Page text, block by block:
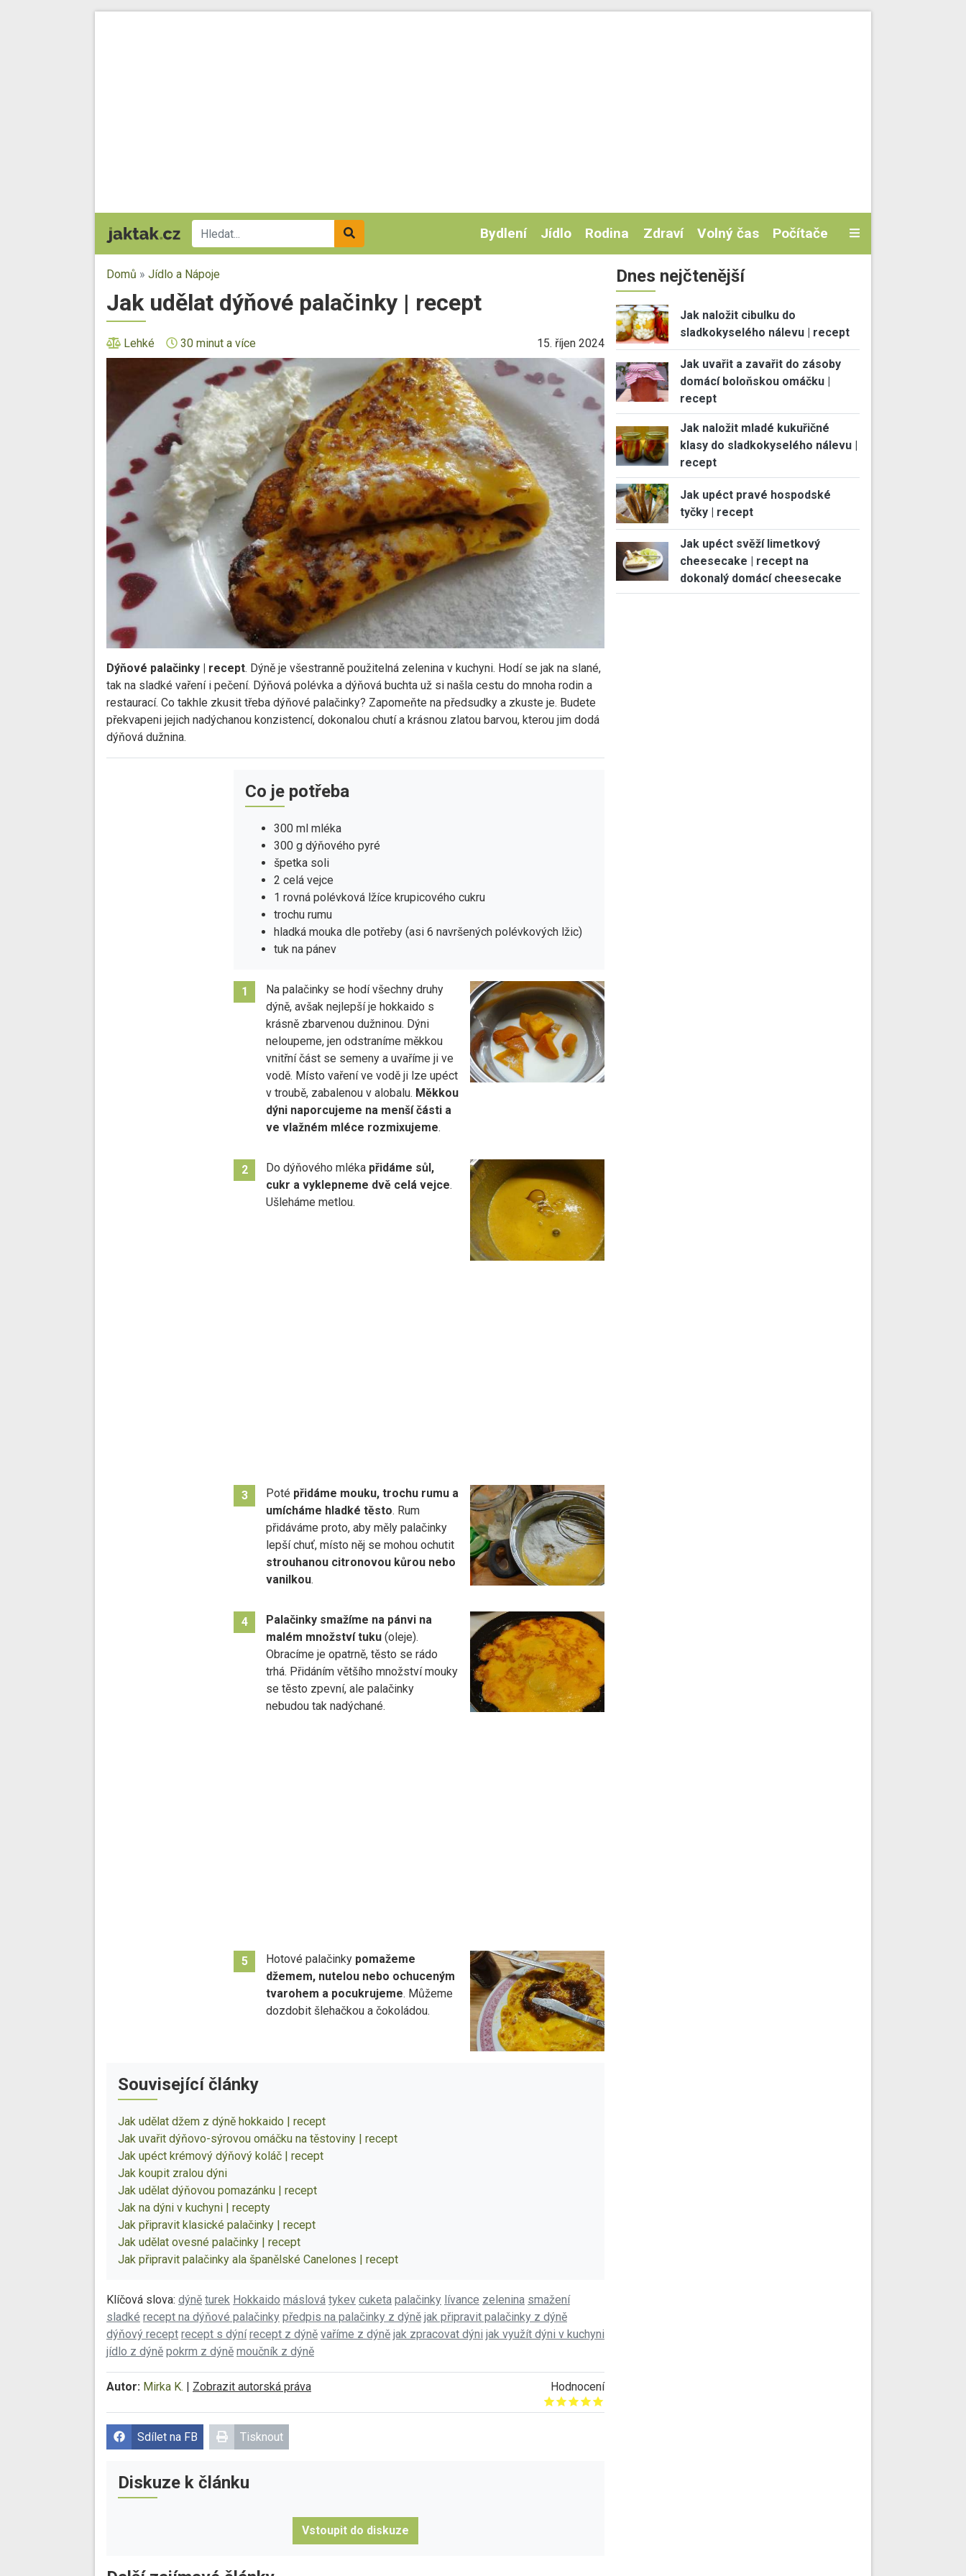
Bydlení Jídlo Rodina Zdraví Volný čas Počítače
Domů » Jídlo a Nápoje
Jak udělat dýňové palačinky | recept
Lehké 30 minut a více 15. říjen 2024
Dýňové palačinky | recept. Dýně je všestranně použitelná zelenina v kuchyni. Hodí se jak na slané,
tak na sladké vaření i pečení. Dýňová polévka a dýňová buchta už si našla cestu do mnoha rodin a
restaurací. Co takhle zkusit třeba dýňové palačinky? Zapomeňte na předsudky a zkuste je. Budete
překvapeni jejich nadýchanou konzistencí, dokonalou chutí a krásnou zlatou barvou, kterou jim dodá
dýňová dužnina.
Co je potřeba
300 ml mléka
300 g dýňového pyré
špetka soli
2 celá vejce
1 rovná polévková lžíce krupicového cukru
trochu rumu
hladká mouka dle potřeby (asi 6 navršených polévkových lžic)
tuk na pánev
1
Na palačinky se hodí všechny druhy
dýně, avšak nejlepší je hokkaido s
krásně zbarvenou dužninou. Dýni
neloupeme, jen odstraníme měkkou
vnitřní část se semeny a uvaříme ji ve
vodě. Místo vaření ve vodě ji lze upéct
v troubě, zabalenou v alobalu. Měkkou
dýni naporcujeme na menší části a
ve vlažném mléce rozmixujeme.
2 Do dýňového mléka přidáme sůl,
cukr a vyklepneme dvě celá vejce.
Ušleháme metlou.
3 Poté přidáme mouku, trochu rumu a
umícháme hladké těsto. Rum
přidáváme proto, aby měly palačinky
lepší chuť, místo něj se mohou ochutit
strouhanou citronovou kůrou nebo
vanilkou.
4
Palačinky smažíme na pánvi na
malém množství tuku(oleje).
Obracíme je opatrně, těsto se rádo
trhá. Přidáním většího množství mouky
se těsto zpevní, ale palačinky
nebudou tak nadýchané.
5 Hotové palačinky pomažeme
džemem, nutelou nebo ochuceným
tvarohem a pocukrujeme. Můžeme
dozdobit šlehačkou a čokoládou.
Související články
Jak udělat džem z dýně hokkaido | recept
Jak uvařit dýňovo-sýrovou omáčku na těstoviny | recept
Jak upéct krémový dýňový koláč | recept
Jak koupit zralou dýni
Jak udělat dýňovou pomazánku | recept
Jak na dýni v kuchyni | recepty
Jak připravit klasické palačinky | recept
Jak udělat ovesné palačinky | recept
Jak připravit palačinky ala španělské Canelones | recept
Klíčová slova: dýně turek Hokkaido máslová tykev cuketa palačinky lívance zelenina smažení
sladké recept na dýňové palačinky předpis na palačinky z dýně jak připravit palačinky z dýně
dýňový recept recept s dýní recept z dýně vaříme z dýně jak zpracovat dýni jak využít dýni v kuchyni
jídlo z dýně pokrm z dýně moučník z dýně
Autor: Mirka K. Zobrazit autorská práva
Hodnocení
Give it 1/5
Give it 2/5
Give it 3/5
Give it 4/5
Give it 5/5
Sdílet na FB Tisknout
Diskuze k článku
Vstoupit do diskuze
Dnes nejčtenější
Jak naložit cibulku do
sladkokyselého nálevu | recept
Jak uvařit a zavařit do zásoby
domácí boloňskou omáčku |
recept
Jak naložit mladé kukuřičné
klasy do sladkokyselého nálevu |
recept
Jak upéct pravé hospodské
tyčky | recept
Jak upéct svěží limetkový
cheesecake | recept na
dokonalý domácí cheesecake